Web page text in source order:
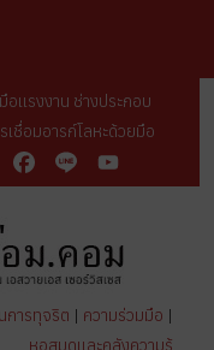
เเรงงาน ช่างประกอบ
เชื่อมอารก์โลหะด้วยมือ
Facebook
Line YouTube
การทุจริต | ความร่วมมือ |
หอสมุดและคลังความรู้